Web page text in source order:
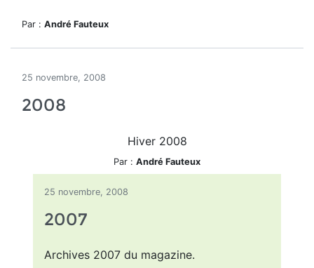
Par : André Fauteux
25 novembre, 2008
2008
Hiver 2008
Par : André Fauteux
25 novembre, 2008
2007
Archives 2007 du magazine.